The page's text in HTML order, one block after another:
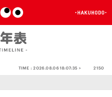
TIME :2026.08.06 18:07:35 > 2150